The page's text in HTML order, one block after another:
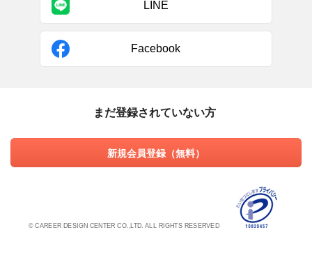
LINE
Facebook
まだ登録されていない方
新規会員登録（無料）
© CAREER DESIGN CENTER CO.,LTD. ALL RIGHTS RESERVED